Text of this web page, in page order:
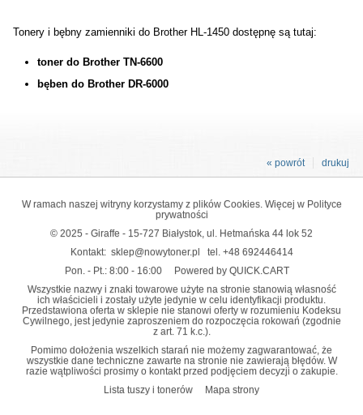
Tonery i bębny zamienniki do Brother HL-1450 dostępnę są tutaj:
toner do Brother TN-6600
bęben do Brother DR-6000
drukuj
« powrót
W ramach naszej witryny korzystamy z plików Cookies. Więcej w Polityce
prywatności
© 2025 - Giraffe - 15-727 Białystok, ul. Hetmańska 44 lok 52
Kontakt: sklep@nowytoner.pl tel. +48 692446414
Pon. - Pt.: 8:00 - 16:00
Powered by QUICK.CART
Wszystkie nazwy i znaki towarowe użyte na stronie stanowią własność
ich właścicieli i zostały użyte jedynie w celu identyfikacji produktu.
Przedstawiona oferta w sklepie nie stanowi oferty w rozumieniu Kodeksu
Cywilnego, jest jedynie zaproszeniem do rozpoczęcia rokowań (zgodnie
z art. 71 k.c.).
Pomimo dołożenia wszelkich starań nie możemy zagwarantować, że
wszystkie dane techniczne zawarte na stronie nie zawierają błędów. W
razie wątpliwości prosimy o kontakt przed podjęciem decyzji o zakupie.
Lista tuszy i tonerów
Mapa strony